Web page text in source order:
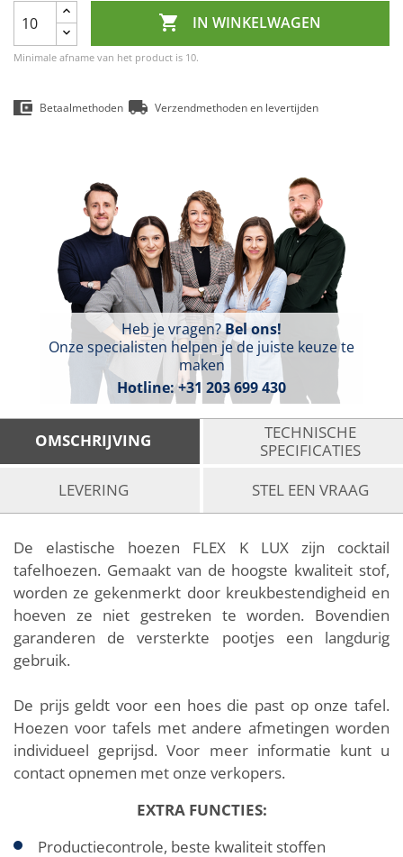
 IN WINKELWAGEN
Minimale afname van het product is 10.
Betaalmethoden Verzendmethoden en levertijden
Heb je vragen?Bel ons!
Onze specialisten helpen je de juiste keuze te
maken
Hotline:+31 203 699 430
OMSCHRIJVING
TECHNISCHE
SPECIFICATIES
LEVERING
STEL EEN VRAAG
De elastische hoezen FLEX K LUX zijn cocktail
tafelhoezen. Gemaakt van de hoogste kwaliteit stof,
worden ze gekenmerkt door kreukbestendigheid en
hoeven ze niet gestreken te worden. Bovendien
garanderen de versterkte pootjes een langdurig
gebruik.
De prijs geldt voor een hoes die past op onze tafel.
Hoezen voor tafels met andere afmetingen worden
individueel geprijsd. Voor meer informatie kunt u
contact opnemen met onze verkopers.
EXTRA FUNCTIES:
Productiecontrole, beste kwaliteit stoffen